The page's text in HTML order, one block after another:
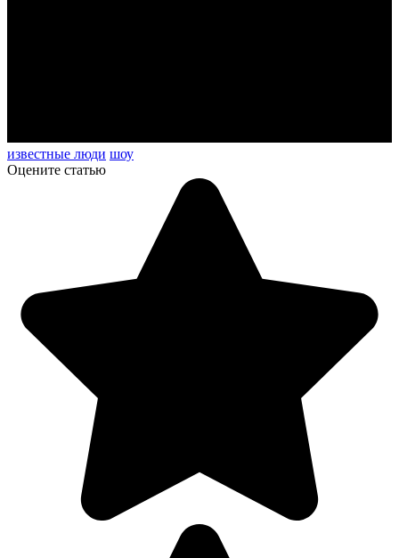
известные люди шоу
Оцените статью